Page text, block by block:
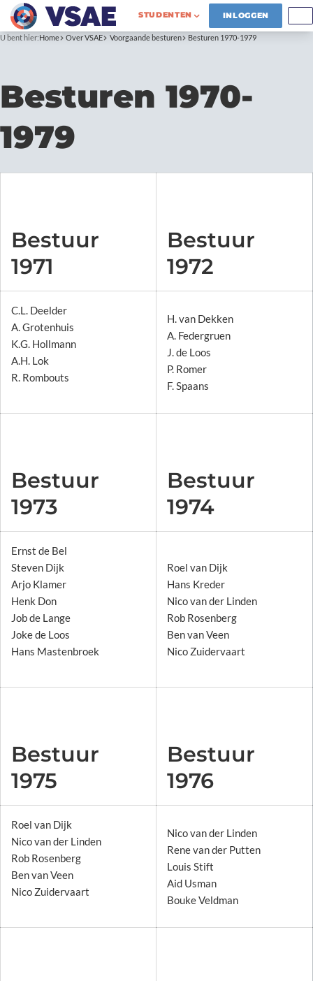
STUDENTEN INLOGGEN
U bent hier:Home Over VSAE Voorgaande besturen Besturen 1970-1979
Besturen 1970-
1979
Bestuur
1971
Bestuur
1972
C.L. Deelder
A. Grotenhuis
K.G. Hollmann
A.H. Lok
R. Rombouts
H. van Dekken
A. Federgruen
J. de Loos
P. Romer
F. Spaans
Bestuur
1973
Bestuur
1974
Ernst de Bel
Steven Dijk
Arjo Klamer
Henk Don
Job de Lange
Joke de Loos
Hans Mastenbroek
Roel van Dijk
Hans Kreder
Nico van der Linden
Rob Rosenberg
Ben van Veen
Nico Zuidervaart
Bestuur
1975
Bestuur
1976
Roel van Dijk
Nico van der Linden
Rob Rosenberg
Ben van Veen
Nico Zuidervaart
Nico van der Linden
Rene van der Putten
Louis Stift
Aid Usman
Bouke Veldman